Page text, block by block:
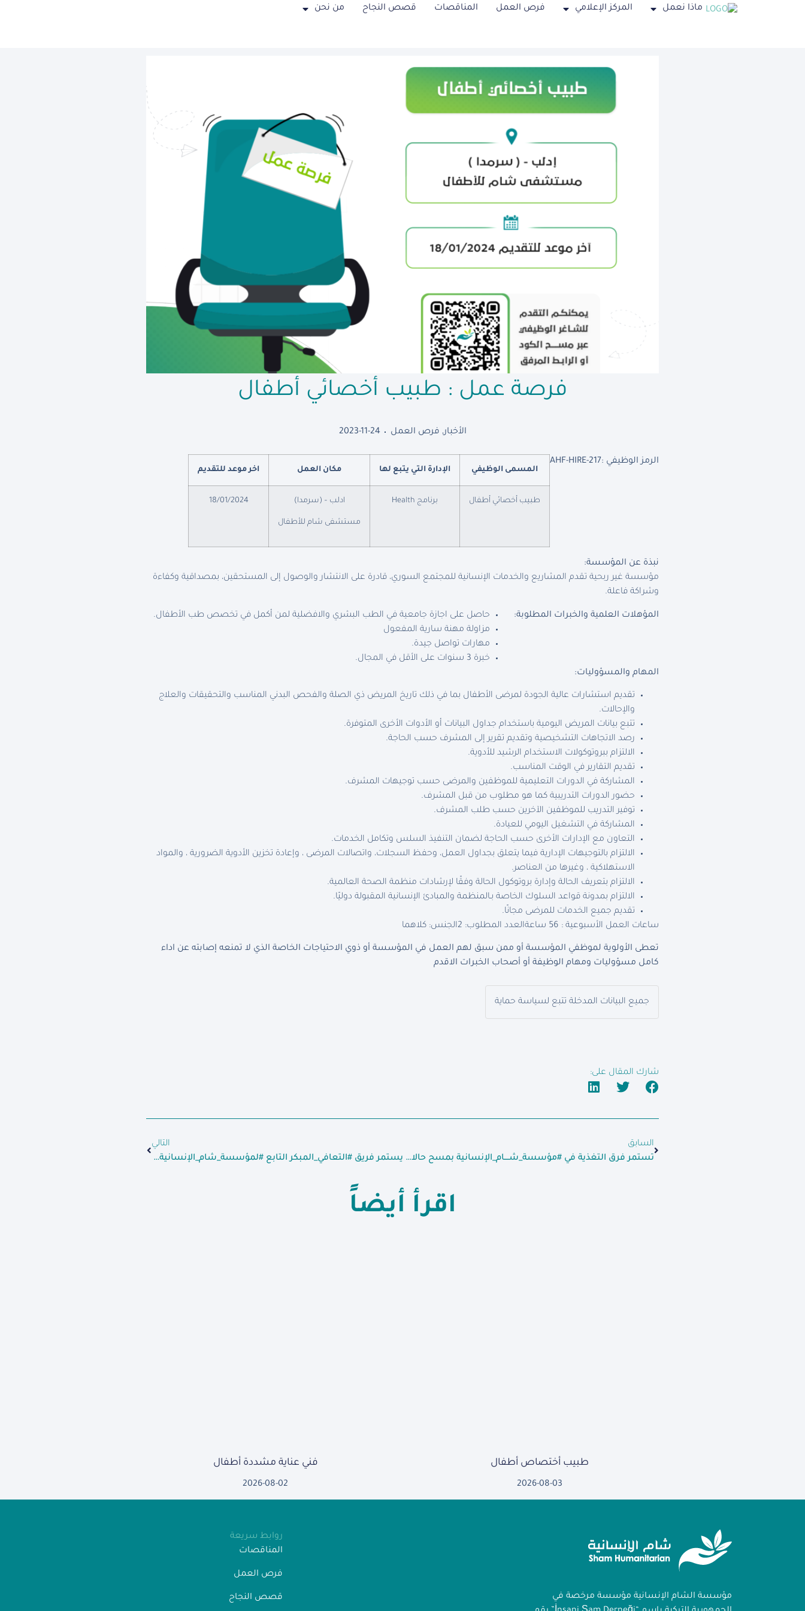
ماذا نعمل المركز الإعلامي فرص العمل المناقصات قصص النجاح من نحن
فرصة عمل : طبيب أخصائي أطفال
الأخبار, فرص العمل 2023-11-24
الرمز الوظيفي :AHF-HIRE-217
المسمى الوظيفي الإدارة التي يتبع لها مكان العمل اخر موعد للتقديم
طبيب أخصائي أطفال برنامج Health ادلب – (سرمدا)
مستشفى شام للأطفال
18/01/2024
نبذة عن المؤسسة:
مؤسسة غير ربحية تقدم المشاريع والخدمات الإنسانية للمجتمع السوري، قادرة على الانتشار والوصول إلى المستحقين، بمصداقية وكفاءة
وشراكة فاعلة.
المؤهلات العلمية والخبرات المطلوبة:
حاصل على اجازة جامعية في الطب البشري والافضلية لمن أكمل في تخصص طب الأطفال.
مزاولة مهنة سارية المفعول
مهارات تواصل جيدة.
خبرة 3 سنوات على الأقل في المجال.
المهام والمسؤوليات:
تقديم استشارات عالية الجودة لمرضى الأطفال بما في ذلك تاريخ المريض ذي الصلة والفحص البدني المناسب والتحقيقات والعلاج
والإحالات.
تتبع بيانات المريض اليومية باستخدام جداول البيانات أو الأدوات الأخرى المتوفرة.
رصد الاتجاهات التشخيصية وتقديم تقرير إلى المشرف حسب الحاجة.
الالتزام ببروتوكولات الاستخدام الرشيد للأدوية.
تقديم التقارير في الوقت المناسب.
المشاركة في الدورات التعليمية للموظفين والمرضى حسب توجيهات المشرف.
حضور الدورات التدريبية كما هو مطلوب من قبل المشرف.
توفير التدريب للموظفين الآخرين حسب طلب المشرف.
المشاركة في التشغيل اليومي للعيادة.
التعاون مع الإدارات الأخرى حسب الحاجة لضمان التنفيذ السلس وتكامل الخدمات.
الالتزام بالتوجيهات الإدارية فيما يتعلق بجداول العمل، وحفظ السجلات، واتصالات المرضى ، وإعادة تخزين الأدوية الضرورية ، والمواد
الاستهلاكية ، وغيرها من العناصر.
الالتزام بتعريف الحالة وإدارة بروتوكول الحالة وفقًا لإرشادات منظمة الصحة العالمية.
الالتزام بمدونة قواعد السلوك الخاصة بـالمنظمة والمبادئ الإنسانية المقبولة دوليًا.
تقديم جميع الخدمات للمرضى مجانًا.
ساعات العمل الأسبوعية : 56 ساعة
العدد المطلوب: 2 الجنس: كلاهما
تعطى الأولوية لموظفي المؤسسة أو ممن سبق لهم العمل في المؤسسة أو ذوي الاحتياجات الخاصة الذي لا تمنعه إصابته عن اداء
كامل مسؤوليات ومهام الوظيفة أو أصحاب الخبرات الاقدم
جميع البيانات المدخلة تتبع لسياسة حماية
شارك المقال على:
السابق
تستمر فرق التغذية في #مؤسسة_شــــام_الإنسانية بمسح حالات سوء التغذية في مخيمات إعزاز شمال حلب
التالي
يستمر فريق #التعافي_المبكر التابع #لمؤسسة_شام_الإنسانية بأعمال إعادة تأهيل وتزفيت طريق “حارم – مفرق حتان”،
اقرأ أيضاً
طبيب أختصاص أطفال
2026-08-03
فني عناية مشددة أطفال
2026-08-02
مؤسسة الشام الإنسانية مؤسسة مرخصة في
روابط سريعة
المناقصات
فرص العمل
قصص النجاح